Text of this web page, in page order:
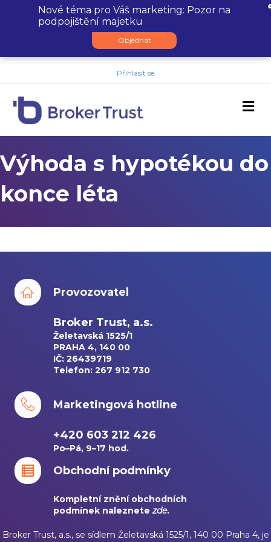
Přihlásit se
Výhoda s hypotékou do
konce léta
Provozovatel
Broker Trust, a.s.
Želetavská 1525/1
PRAHA 4, 140 00
IČ: 26439719
Telefon: 267 912 730
Marketingová hotline
+420 603 212 426
Po–Pá, 9–17 hod.
Obchodní podmínky
Kompletní znění obchodních
podmínek naleznetezde.
Broker Trust, a.s., se sídlem Želetavská 1525/1, 140 00 Praha 4, je
Nové téma pro Váš marketing: Pozor na
podpojištění majetku
Objednat